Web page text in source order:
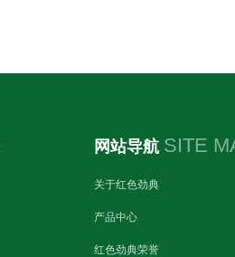
网站导航 SITE
关于红色劲典
产品中心
红色劲典荣誉